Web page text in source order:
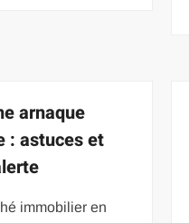
arnaque
: astuces et
immobilier en